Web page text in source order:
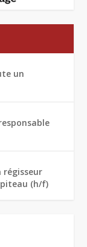
un
régisseur
(h/f)